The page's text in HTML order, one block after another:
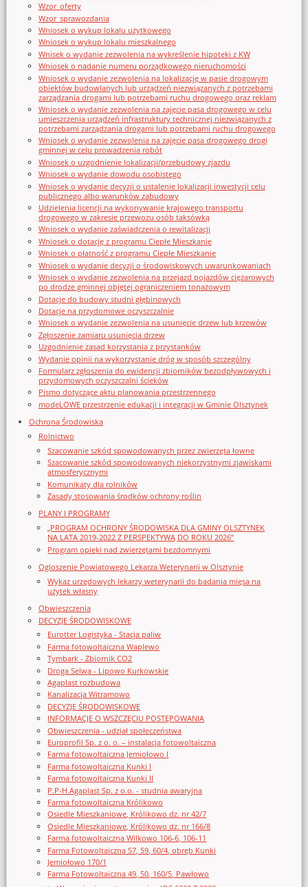
Wzor_oferty
Wzor_sprawozdania
Wniosek o wykup lokalu użytkowego
Wniosek o wykup lokalu mieszkalnego
Wnisek o wydanie zezwolenia na wykreślenie hipoteki z KW
Wniosek o nadanie numeru porządkowego nieruchomości
Wniosek o wydanie zezwolenia na lokalizację w pasie drogowym
obiektów budowlanych lub urządzeń niezwiązanych z potrzebami
zarządzania drogami lub potrzebami ruchu drogowego oraz reklam
Wniosek o wydanie zezwolenia na zajęcie pasa drogowego w celu
umieszczenia urządzeń infrastruktury technicznej niezwiązanych z
potrzebami zarządzania drogami lub potrzebami ruchu drogowego
Wniosek o wydanie zezwolenia na zajęcie pasa drogowego drogi
gminnej w celu prowadzenia robót
Wniosek o uzgodnienie lokalizacji/przebudowy zjazdu
Wniosek o wydanie dowodu osobistego
Wniosek o wydanie decyzji o ustalenie lokalizacji inwestycji celu
publicznego albo warunków zabudowy
Udzielenia licencji na wykonywanie krajowego transportu
drogowego w zakresie przewozu osób taksówką
Wniosek o wydanie zaświadczenia o rewitalizacji
Wniosek o dotację z programu Ciepłe Mieszkanie
Wniosek o płatność z programu Ciepłe Mieszkanie
Wniosek o wydanie decyzji o środowiskowych uwarunkowaniach
Wniosek o wydanie zezwolenia na przejazd pojazdów ciężarowych
po drodze gminnej objętej ograniczeniem tonażowym
Dotacje do budowy studni głębinowych
Dotacje na przydomowe oczyszczalnie
Wniosek o wydanie zezwolenia na usunięcie drzew lub krzewów
Zgłoszenie zamiaru usunięcia drzew
Uzgodnienie zasad korzystania z przystanków
Wydanie opinii na wykorzystanie dróg w sposób szczególny
Formularz zgłoszenia do ewidencji zbiorników bezodpływowych i
przydomowych oczyszczalni ścieków
Pismo dotyczące aktu planowania przestrzennego
modeLOWE przestrzenie edukacji i integracji w Gminie Olsztynek
Ochrona Środowiska
Rolnictwo
Szacowanie szkód spowodowanych przez zwierzęta łowne
Szacowanie szkód spowodowanych niekorzystnymi zjawiskami
atmosferycznymi
Komunikaty dla rolników
Zasady stosowania środków ochrony roślin
PLANY I PROGRAMY
„PROGRAM OCHRONY ŚRODOWISKA DLA GMINY OLSZTYNEK
NA LATA 2019-2022 Z PERSPEKTYWĄ DO ROKU 2026”
Program opieki nad zwierzętami bezdomnymi
Ogloszenie Powiatowego Lekarza Weterynarii w Olsztynie
Wykaz urzędowych lekarzy weterynarii do badania mięsa na
użytek własny
Obwieszczenia
DECYZJE ŚRODOWISKOWE
Eurotter Logistyka - Stacja paliw
Farma fotowoltaiczna Waplewo
Tymbark - Zbiornik CO2
Droga Selwa - Lipowo Kurkowskie
Agaplast rozbudowa
Kanalizacja Witramowo
DECYZJE ŚRODOWISKOWE
INFORMACJE O WSZCZĘCIU POSTĘPOWANIA
Obwieszczenia - udział społeczeństwa
Europrofil Sp. z o. o. – instalacja fotowoltaiczna
Farma fotowoltaiczna Jemiołowo I
Farma fotowoltaiczna Kunki I
Farma fotowoltaiczna Kunki II
P.P-H.Agaplast Sp. z o.o. - studnia awaryjna
Farma fotowoltaiczna Królikowo
Osiedle Mieszkaniowe, Królikowo dz. nr 42/7
Osiedle Mieszkaniowe, Królikowo dz. nr 166/8
Farma fotowoltaiczna Wilkowo 106-6, 106-11
Farma Fotowoltaiczna 57, 59, 60/4, obręb Kunki
Jemiołowo 170/1
Farma Fotowoltaiczna 49, 50, 160/5, Pawłowo